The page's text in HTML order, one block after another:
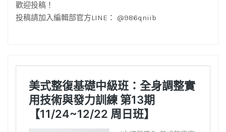
歡迎投稿！
投稿請加入編輯部官方LINE： @986qniib